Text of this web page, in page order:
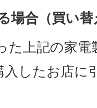
場合（買い
た上記の家
入したお店に